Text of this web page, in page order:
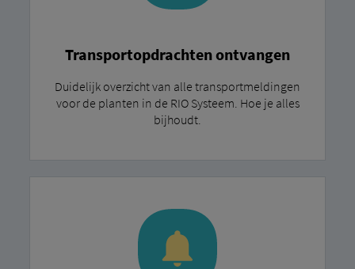
Transportopdrachten ontvangen
Duidelijk overzicht van alle transportmeldingen
voor de planten in de RIO Systeem. Hoe je alles
bijhoudt.